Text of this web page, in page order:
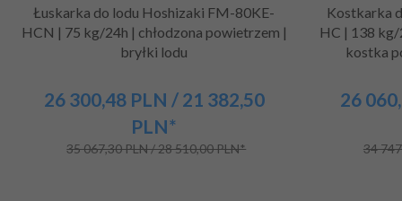
Łuskarka do lodu Hoshizaki FM-80KE-
HCN | 75 kg/24h | chłodzona powietrzem |
bryłki lodu
26 300,48PLN / 21 382,50
PLN*
35 067,30 PLN / 28 510,00 PLN*
Kostkarka
HC | 138
kostka
26 060,
34